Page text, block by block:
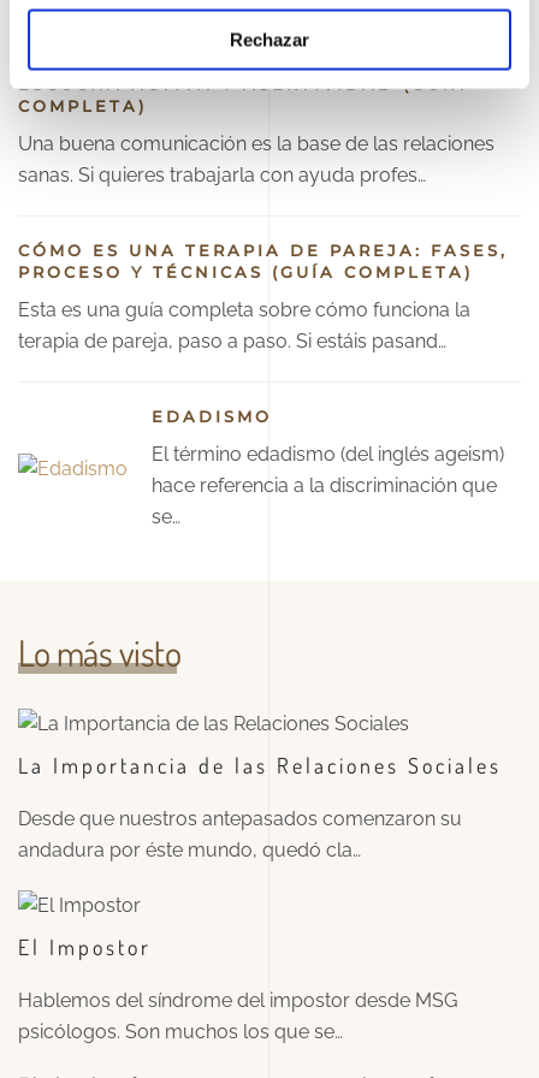
Rechazar
CÓMO MEJORAR LA COMUNICACIÓN: TIPOS,
COMPLETA)
Una buena comunicación es la base de las relaciones
sanas. Si quieres trabajarla con ayuda profes…
CÓMO ES UNA TERAPIA DE PAREJA: FASES,
PROCESO Y TÉCNICAS (GUÍA COMPLETA)
Esta es una guía completa sobre cómo funciona la
terapia de pareja, paso a paso. Si estáis pasand…
EDADISMO
El término edadismo (del inglés ageism)
hace referencia a la discriminación que
se…
Lo más visto
La Importancia de las Relaciones Sociales
Desde que nuestros antepasados comenzaron su
andadura por éste mundo, quedó cla…
El Impostor
Hablemos del síndrome del impostor desde MSG
psicólogos. Son muchos los que se…